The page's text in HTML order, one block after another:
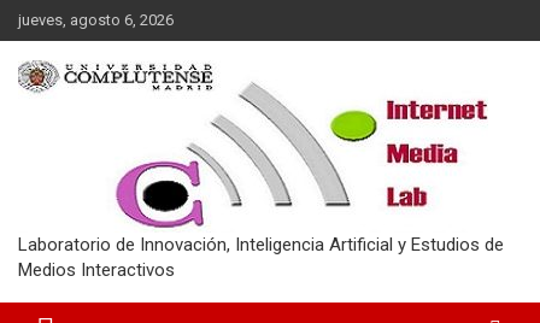
Saltar
al
contenido
jueves, agosto 6, 2026
Laboratorio de Innovación, Inteligencia Artificial y Estudios de
Medios Interactivos